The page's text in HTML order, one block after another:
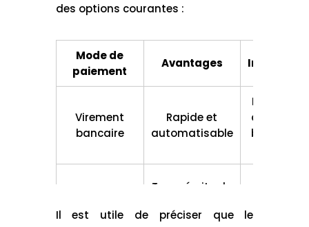
des options courantes :
Mode de
paiement
Avantages
Virement
bancaire
Rapide et
automatisable
Nécessite
bancaires
Trace écrite du
Il est utile de préciser que le